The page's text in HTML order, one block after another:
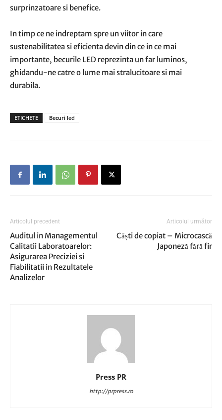
surprinzatoare si benefice.
In timp ce ne indreptam spre un viitor in care
sustenabilitatea si eficienta devin din ce in ce mai
importante, becurile LED reprezinta un far luminos,
ghidandu-ne catre o lume mai stralucitoare si mai
durabila.
ETICHETE Becuri led
Articolul precedent
Auditul in Managementul
Calitatii Laboratoarelor:
Asigurarea Preciziei si
Fiabilitatii in Rezultatele
Analizelor
Articolul următor
Căști de copiat – Microcască
Japoneză fără fir
Press PR
http://prpress.ro